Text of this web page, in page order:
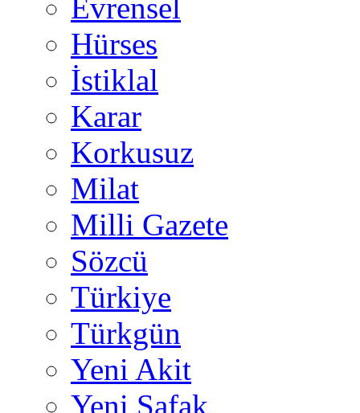
Evrensel
Hürses
İstiklal
Karar
Korkusuz
Milat
Milli Gazete
Sözcü
Türkiye
Türkgün
Yeni Akit
Yeni Şafak